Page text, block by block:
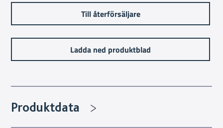
Till återförsäljare
Ladda ned produktblad
Produktdata